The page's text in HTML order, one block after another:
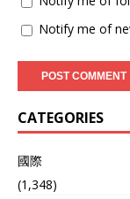
Notify me of
CATEGORIES
國際
(1,348)